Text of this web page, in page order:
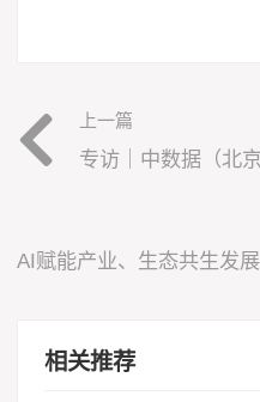
上一篇
相关推荐